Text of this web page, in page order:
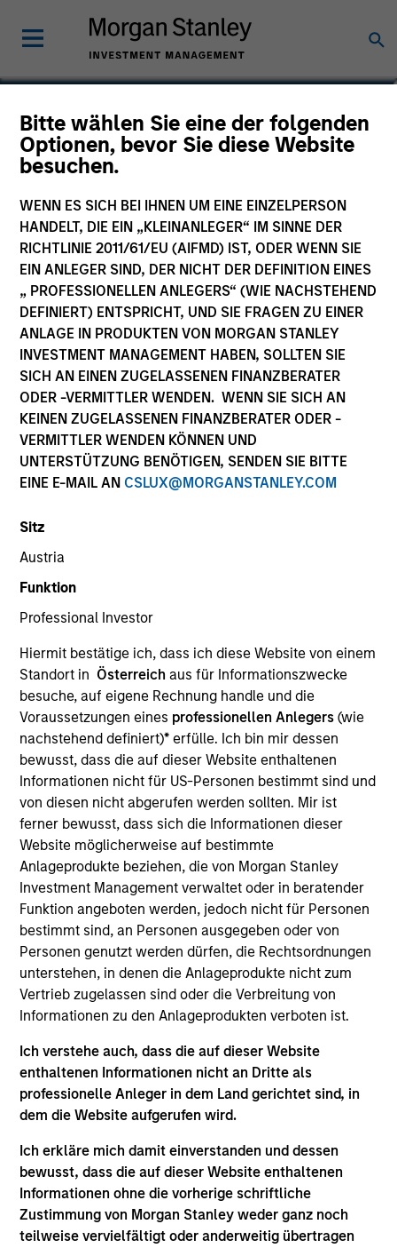
Bitte wählen Sie eine der folgenden
Optionen, bevor Sie diese Website
besuchen.
WENN ES SICH BEI IHNEN UM EINE EINZELPERSON
HANDELT, DIE EIN „KLEINANLEGER“ IM SINNE DER
RICHTLINIE 2011/61/EU (AIFMD) IST, ODER WENN SIE
EIN ANLEGER SIND, DER NICHT DER DEFINITION EINES
„ PROFESSIONELLEN ANLEGERS“ (WIE NACHSTEHEND
DEFINIERT) ENTSPRICHT, UND SIE FRAGEN ZU EINER
ANLAGE IN PRODUKTEN VON MORGAN STANLEY
INVESTMENT MANAGEMENT HABEN, SOLLTEN SIE
SICH AN EINEN ZUGELASSENEN FINANZBERATER
ODER -VERMITTLER WENDEN. WENN SIE SICH AN
KEINEN ZUGELASSENEN FINANZBERATER ODER -
VERMITTLER WENDEN KÖNNEN UND
UNTERSTÜTZUNG BENÖTIGEN, SENDEN SIE BITTE
EINE E-MAIL AN CSLUX@MORGANSTANLEY.COM
Sitz
Austria
Funktion
Professional Investor
Hiermit bestätige ich, dass ich diese Website von einem
Standort in Österreich aus für Informationszwecke
besuche, auf eigene Rechnung handle und die
Voraussetzungen eines professionellen Anlegers(wie
nachstehend definiert)* erfülle. Ich bin mir dessen
bewusst, dass die auf dieser Website enthaltenen
Informationen nicht für US-Personen bestimmt sind und
von diesen nicht abgerufen werden sollten. Mir ist
ferner bewusst, dass sich die Informationen dieser
Website möglicherweise auf bestimmte
Anlageprodukte beziehen, die von Morgan Stanley
Investment Management verwaltet oder in beratender
Funktion angeboten werden, jedoch nicht für Personen
bestimmt sind, an Personen ausgegeben oder von
Personen genutzt werden dürfen, die Rechtsordnungen
unterstehen, in denen die Anlageprodukte nicht zum
Vertrieb zugelassen sind oder die Verbreitung von
Informationen zu den Anlageprodukten verboten ist.
Ich verstehe auch, dass die auf dieser Website
enthaltenen Informationen nicht an Dritte als
professionelle Anleger in dem Land gerichtet sind, in
dem die Website aufgerufen wird.
Ich erkläre mich damit einverstanden und dessen
bewusst, dass die auf dieser Website enthaltenen
Informationen ohne die vorherige schriftliche
Zustimmung von Morgan Stanley weder ganz noch
teilweise vervielfältigt oder anderweitig übertragen
James Cullen
Executive Director
16 Years
TEAM
Eaton Vance Equity Team
James is an executive director of Morgan Stanley
and a research analyst on the Eaton Vance
Core/Growth team. He is responsible for coverage
of the consumer discretionary and staples sectors.
He joined Eaton Vance in 2022. Morgan Stanley
acquired Eaton Vance in March 2021. James began
his career in the investment management industry
in 2010. He has historically covered the consumer
and energy sectors. Before joining Eaton Vance, he
was a senior analyst at Surveyor Capital.
Previously, he was affiliated with MFS Investment
Management. James earned a B.S. from Boston
Team Insights